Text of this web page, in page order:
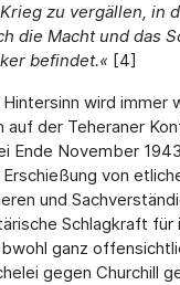
zu vergällen, in
die Macht und das
befindet.«[4]
wird immer
auf der Teheraner
Ende November
von
und
Schlagkraft für
ganz
gegen Churchill